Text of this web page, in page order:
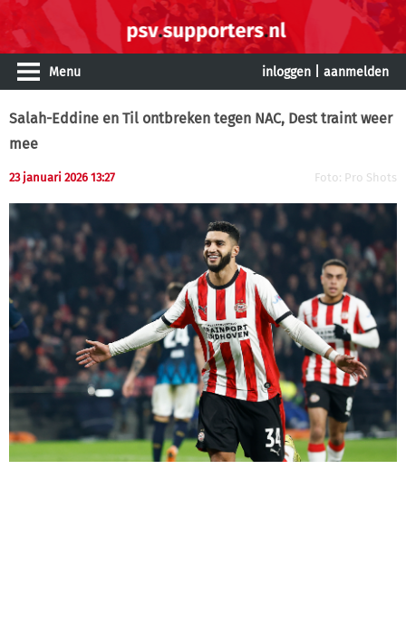
Menu inloggen aanmelden
Salah-Eddine en Til ontbreken tegen NAC, Dest traint weer
mee
23 januari 2026 13:27 Foto: Pro Shots